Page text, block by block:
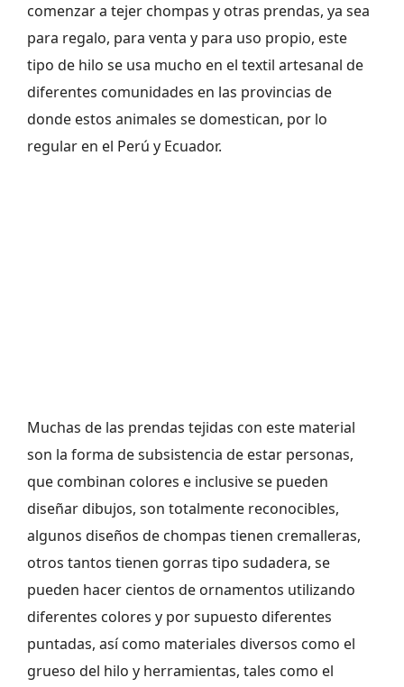
comenzar a tejer chompas y otras prendas, ya sea
para regalo, para venta y para uso propio, este
tipo de hilo se usa mucho en el textil artesanal de
diferentes comunidades en las provincias de
donde estos animales se domestican, por lo
regular en el Perú y Ecuador.
Muchas de las prendas tejidas con este material
son la forma de subsistencia de estar personas,
que combinan colores e inclusive se pueden
diseñar dibujos, son totalmente reconocibles,
algunos diseños de chompas tienen cremalleras,
otros tantos tienen gorras tipo sudadera, se
pueden hacer cientos de ornamentos utilizando
diferentes colores y por supuesto diferentes
puntadas, así como materiales diversos como el
grueso del hilo y herramientas, tales como el